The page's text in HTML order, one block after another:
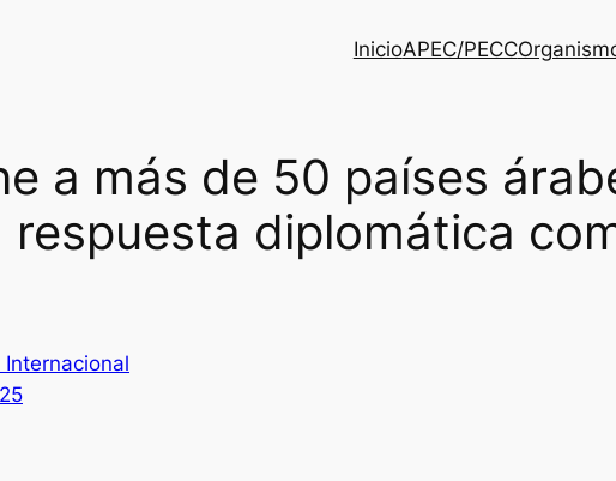
InicioAPEC/PECC
a más de 50 países
diplomática
Internacional